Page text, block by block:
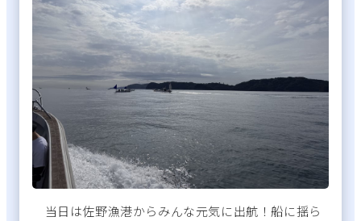
当日は佐野漁港からみんな元気に出航！船に揺ら